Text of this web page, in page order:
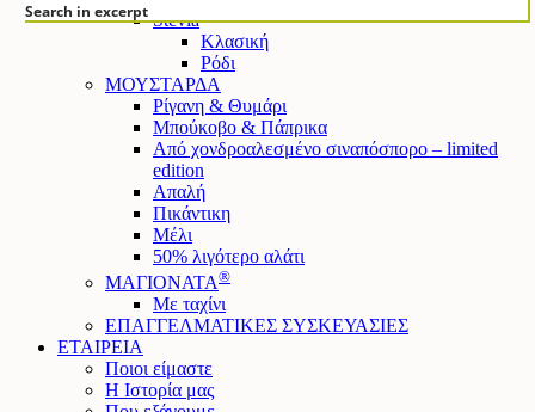
Search in excerpt Stevia
Κλασική
Ρόδι
ΜΟΥΣΤΑΡΔΑ
Ρίγανη & Θυμάρι
Μπούκοβο & Πάπρικα
Από χονδροαλεσμένο σιναπόσπορο – limited
edition
Απαλή
Πικάντικη
Μέλι
50% λιγότερο αλάτι
ΜΑΓΙΟΝΑΤΑ®
Mε ταχίνι
ΕΠΑΓΓΕΛΜΑΤΙΚΕΣ ΣΥΣΚΕΥΑΣΙΕΣ
ΕΤΑΙΡΕΙΑ
Ποιοι είμαστε
Η Ιστορία μας